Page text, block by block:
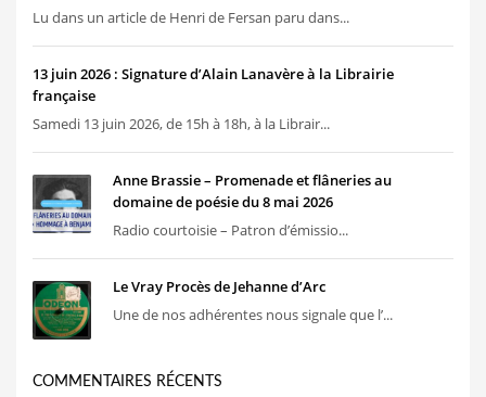
Lu dans un article de Henri de Fersan paru dans...
13 juin 2026 : Signature d’Alain Lanavère à la Librairie
française
Samedi 13 juin 2026, de 15h à 18h, à la Librair...
Anne Brassie – Promenade et flâneries au
domaine de poésie du 8 mai 2026
Radio courtoisie – Patron d’émissio...
Le Vray Procès de Jehanne d’Arc
Une de nos adhérentes nous signale que l’...
COMMENTAIRES RÉCENTS